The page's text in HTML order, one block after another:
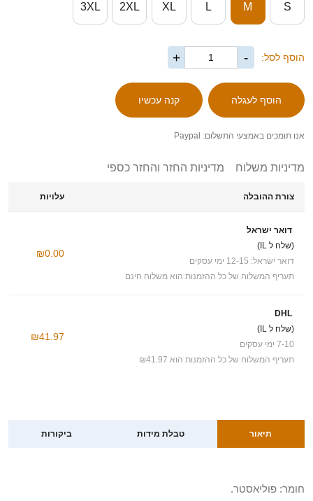
S
M
L
XL
2XL
3XL
הוסף לסל: -
+
אנו תומכים באמצעי התשלום: Paypal
מדיניות משלוח מדיניות החזר והחזר כספי
צורת ההובלה עלויות
דואר ישראל
(שלח ל IL)
דואר ישראל: 12-15 ימי עסקים
תעריף המשלוח של כל ההזמנות הוא משלוח חינם
₪0.00
DHL
(שלח ל IL)
7-10 ימי עסקים
תעריף המשלוח של כל ההזמנות הוא ₪41.97
₪41.97
תיאור טבלת מידות ביקורות
חומר: פוליאסטר.